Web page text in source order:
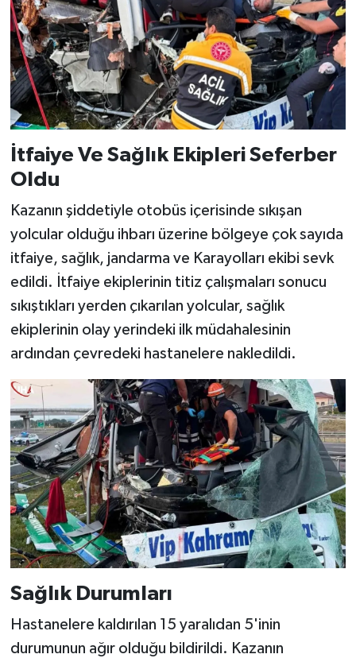
İtfaiye Ve Sağlık Ekipleri Seferber
Oldu
Kazanın şiddetiyle otobüs içerisinde sıkışan
yolcular olduğu ihbarı üzerine bölgeye çok sayıda
itfaiye, sağlık, jandarma ve Karayolları ekibi sevk
edildi. İtfaiye ekiplerinin titiz çalışmaları sonucu
sıkıştıkları yerden çıkarılan yolcular, sağlık
ekiplerinin olay yerindeki ilk müdahalesinin
ardından çevredeki hastanelere nakledildi.
Sağlık Durumları
Hastanelere kaldırılan 15 yaralıdan 5'inin
durumunun ağır olduğu bildirildi. Kazanın